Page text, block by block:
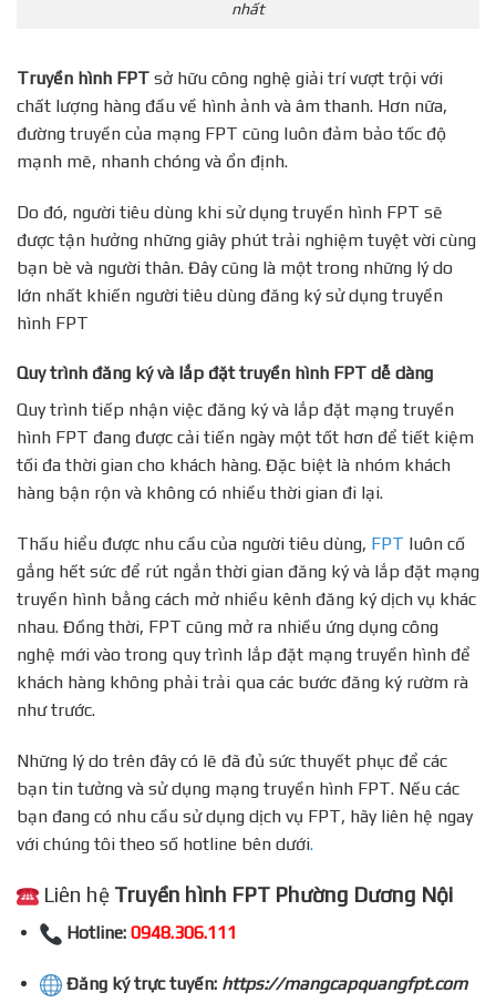
nhất
Truyền hình FPT sở hữu công nghệ giải trí vượt trội với
chất lượng hàng đầu về hình ảnh và âm thanh. Hơn nữa,
đường truyền của mạng FPT cũng luôn đảm bảo tốc độ
mạnh mẽ, nhanh chóng và ổn định.
Do đó, người tiêu dùng khi sử dụng truyền hình FPT sẽ
được tận hưởng những giây phút trải nghiệm tuyệt vời cùng
bạn bè và người thân. Đây cũng là một trong những lý do
lớn nhất khiến người tiêu dùng đăng ký sử dụng truyền
hình FPT
Quy trình đăng ký và lắp đặt truyền hình FPT dễ dàng
Quy trình tiếp nhận việc đăng ký và lắp đặt mạng truyền
hình FPT đang được cải tiến ngày một tốt hơn để tiết kiệm
tối đa thời gian cho khách hàng. Đặc biệt là nhóm khách
hàng bận rộn và không có nhiều thời gian đi lại.
Thấu hiểu được nhu cầu của người tiêu dùng, FPT luôn cố
gắng hết sức để rút ngắn thời gian đăng ký và lắp đặt mạng
truyền hình bằng cách mở nhiều kênh đăng ký dịch vụ khác
nhau. Đồng thời, FPT cũng mở ra nhiều ứng dụng công
nghệ mới vào trong quy trình lắp đặt mạng truyền hình để
khách hàng không phải trải qua các bước đăng ký rườm rà
như trước.
Những lý do trên đây có lẽ đã đủ sức thuyết phục để các
bạn tin tưởng và sử dụng mạng truyền hình FPT. Nếu các
bạn đang có nhu cầu sử dụng dịch vụ FPT, hãy liên hệ ngay
với chúng tôi theo số hotline bên dưới.
Liên hệ Truyền hình FPT Phường Dương Nội
Hotline:0948.306.111
Đăng ký trực tuyến: https://mangcapquangfpt.com